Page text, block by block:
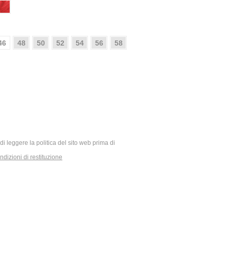
48 50 52 54 56
58
leggere la politica del sito web prima di
di restituzione